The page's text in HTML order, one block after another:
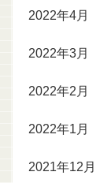
2022年4月
2022年3月
2022年2月
2022年1月
2021年12月